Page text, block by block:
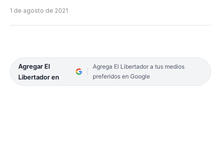
1 de agosto de 2021
Agregar El
Libertador en
Agrega El Libertador a tus medios
preferidos en Google